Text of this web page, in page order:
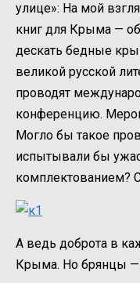
улице»: На мой
книг для Крыма —
дескать бедные
великой русской
проводят
конференцию.
Могло бы такое
испытывали бы
комплектованием?
А ведь доброта в
Крыма. Но брянцы